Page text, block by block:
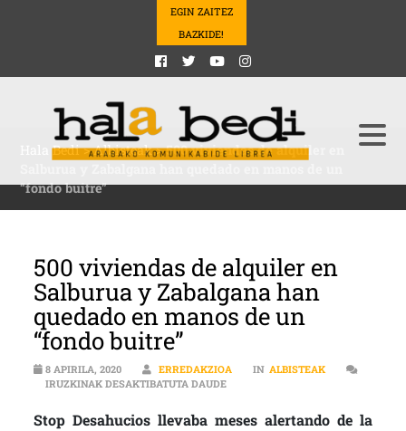
EGIN ZAITEZ
BAZKIDE!
Hala Bedi>Albisteak>500 viviendas de alquiler en
“fondo buitre”
500 viviendas de alquiler en
Salburua y Zabalgana han
quedado en manos de un
“fondo buitre”
8 APIRILA, 2020 ERREDAKZIOA IN ALBISTEAK
IRUZKINAK DESAKTIBATUTA DAUDE500 VIVIENDAS DE ALQUILER EN
Stop Desahucios llevaba meses alertando de la